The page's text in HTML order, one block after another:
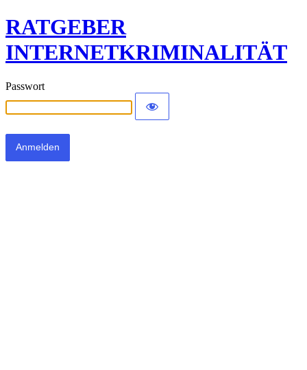
RATGEBER
INTERNETKRIMINALITÄT
Passwort